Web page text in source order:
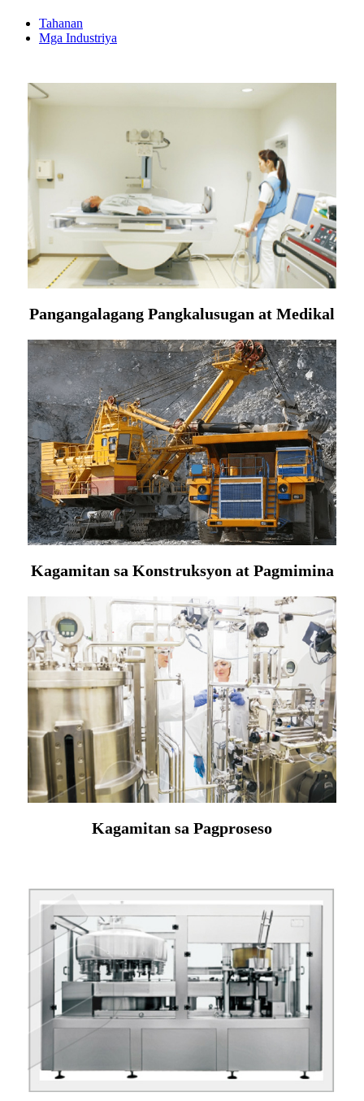
Tahanan
Mga Industriya
Pangangalagang Pangkalusugan at Medikal
Kagamitan sa Konstruksyon at Pagmimina
Kagamitan sa Pagproseso